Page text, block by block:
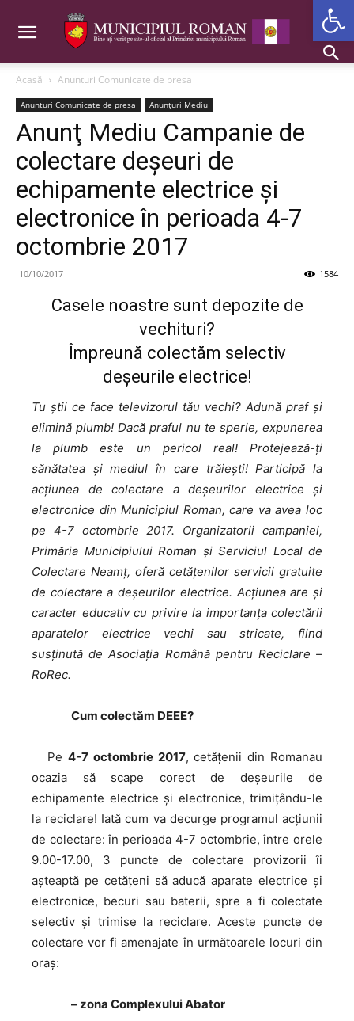
Acasă Anunturi Comunicate de presa
Anunturi Comunicate de presa Anunțuri Mediu
Anunţ Mediu Campanie de
colectare deșeuri de
echipamente electrice și
electronice în perioada 4-7
octombrie 2017
10/10/2017 1584
Casele noastre sunt depozite de
vechituri?
Împreună colectăm selectiv
deșeurile electrice!
Tu știi ce face televizorul tău vechi? Adună praf și
elimină plumb! Dacă praful nu te sperie, expunerea
la plumb este un pericol real! Protejează-ți
sănătatea și mediul în care trăiești! Participă la
acțiunea de colectare a deșeurilor electrice și
electronice din Municipiul Roman, care va avea loc
pe 4-7 octombrie 2017. Organizatorii campaniei,
Primăria Municipiului Roman și Serviciul Local de
Colectare Neamț, oferă cetățenilor servicii gratuite
de colectare a deșeurilor electrice. Acțiunea are și
caracter educativ cu privire la importanța colectării
aparatelor electrice vechi sau stricate, fiind
susținută de Asociația Română pentru Reciclare –
RoRec.
Cum colectăm DEEE?
Pe 4-7 octombrie 2017, cetățenii din Romanau
ocazia să scape corect de deșeurile de
echipamente electrice și electronice, trimițându-le
la reciclare! Iată cum va decurge programul acțiunii
de colectare: în perioada 4-7 octombrie, între orele
9.00-17.00, 3 puncte de colectare provizorii îi
așteaptă pe cetățeni să aducă aparate electrice și
electronice, becuri sau baterii, spre a fi colectate
selectiv și trimise la reciclare. Aceste puncte de
colectare vor fi amenajate în următoarele locuri din
oraș:
– zona Complexului Abator